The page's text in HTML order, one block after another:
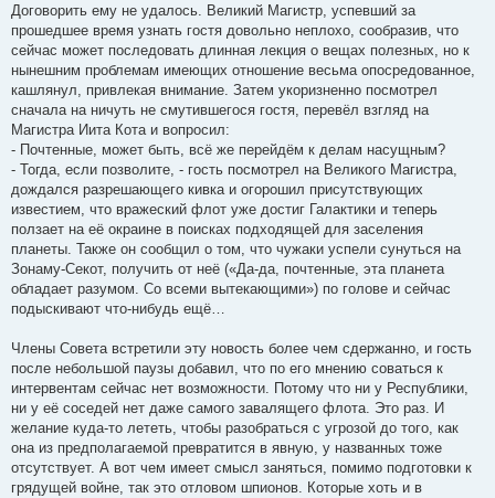
Договорить ему не удалось. Великий Магистр, успевший за
прошедшее время узнать гостя довольно неплохо, сообразив, что
сейчас может последовать длинная лекция о вещах полезных, но к
нынешним проблемам имеющих отношение весьма опосредованное,
кашлянул, привлекая внимание. Затем укоризненно посмотрел
сначала на ничуть не смутившегося гостя, перевёл взгляд на
Магистра Иита Кота и вопросил:
- Почтенные, может быть, всё же перейдём к делам насущным?
- Тогда, если позволите, - гость посмотрел на Великого Магистра,
дождался разрешающего кивка и огорошил присутствующих
известием, что вражеский флот уже достиг Галактики и теперь
ползает на её окраине в поисках подходящей для заселения
планеты. Также он сообщил о том, что чужаки успели сунуться на
Зонаму-Секот, получить от неё («Да-да, почтенные, эта планета
обладает разумом. Со всеми вытекающими») по голове и сейчас
подыскивают что-нибудь ещё…
Члены Совета встретили эту новость более чем сдержанно, и гость
после небольшой паузы добавил, что по его мнению соваться к
интервентам сейчас нет возможности. Потому что ни у Республики,
ни у её соседей нет даже самого завалящего флота. Это раз. И
желание куда-то лететь, чтобы разобраться с угрозой до того, как
она из предполагаемой превратится в явную, у названных тоже
отсутствует. А вот чем имеет смысл заняться, помимо подготовки к
грядущей войне, так это отловом шпионов. Которые хоть и в